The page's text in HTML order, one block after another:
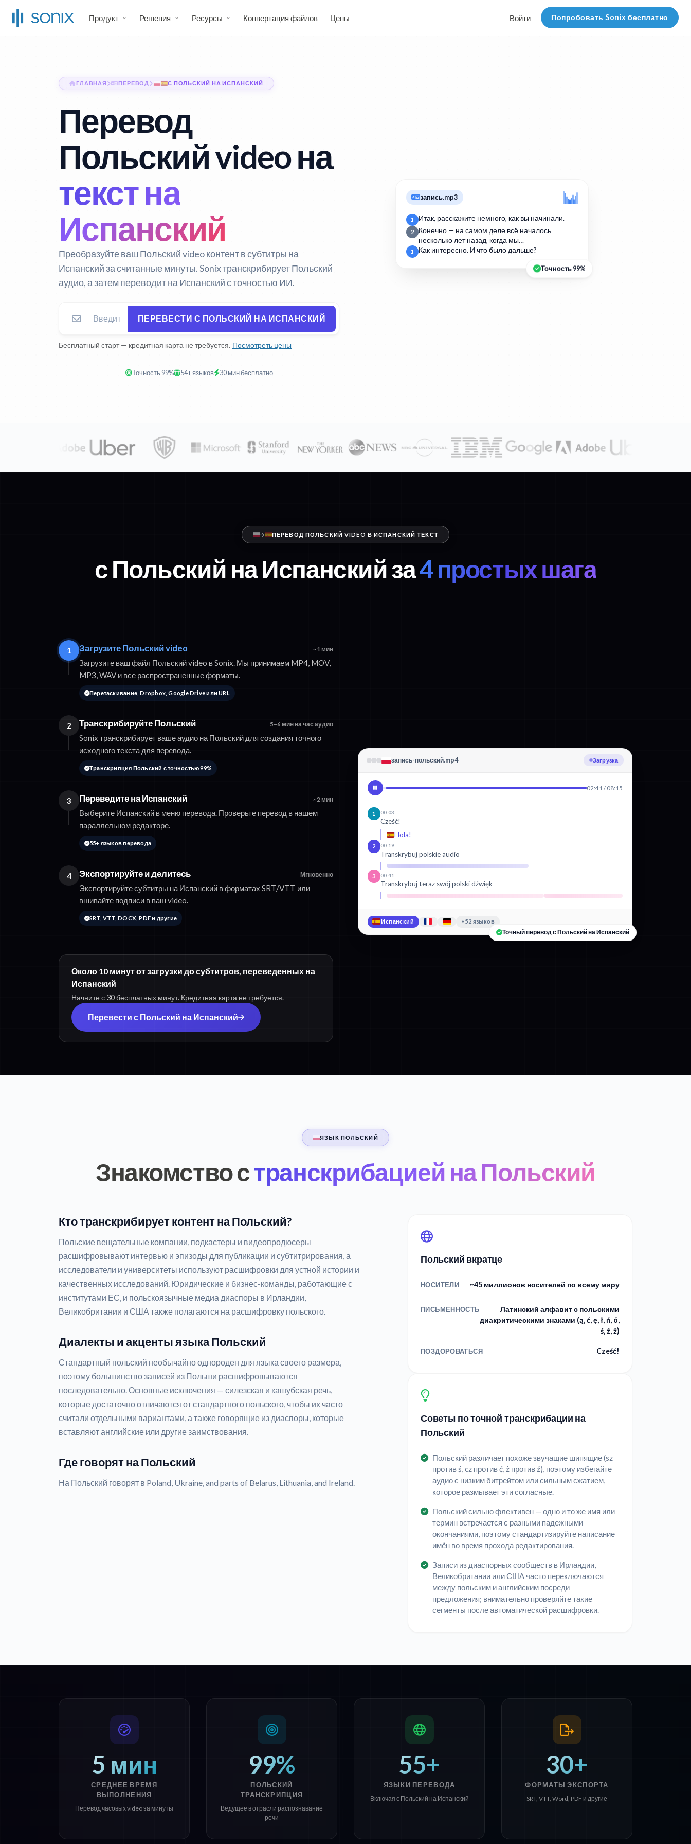
Продукт Решения Ресурсы Конвертация файлов Цены Войти Попробовать Sonix бесплатно
ГЛАВНАЯ ПЕРЕВОД С ПОЛЬСКИЙ НА ИСПАНСКИЙ
Перевод
Польский video на
текст на
Испанский
Преобразуйте ваш Польский video контент в субтитры на
Испанский за считанные минуты. Sonix транскрибирует Польский
аудио, а затем переводит на Испанский с точностью ИИ.
ПЕРЕВЕСТИ С ПОЛЬСКИЙ НА ИСПАНСКИЙ
Бесплатный старт — кредитная карта не требуется. Посмотреть цены
Точность 99% 54+ языков 30 мин бесплатно
запись.mp3
1 Итак, расскажите немного, как вы начинали.
2
Конечно — на самом деле всё началось
несколько лет назад, когда мы…
1 Как интересно. И что было дальше?
Точность 99%
ПЕРЕВОД ПОЛЬСКИЙ VIDEO В ИСПАНСКИЙ ТЕКСТ
с Польский на Испанский за4 простых шага
1 Загрузите Польский video ~1 мин
Загрузите ваш файл Польский video в Sonix. Мы принимаем MP4, MOV,
MP3, WAV и все распространенные форматы.
Перетаскивание, Dropbox, Google Drive или URL
2 Транскрибируйте Польский 5–6 мин на час аудио
Sonix транскрибирует ваше аудио на Польский для создания точного
исходного текста для перевода.
Транскрипция Польский с точностью 99%
3 Переведите на Испанский ~2 мин
Выберите Испанский в меню перевода. Проверьте перевод в нашем
параллельном редакторе.
55+ языков перевода
4 Экспортируйте и делитесь Мгновенно
Экспортируйте субтитры на Испанский в форматах SRT/VTT или
вшивайте подписи в ваш video.
SRT, VTT, DOCX, PDF и другие
Около 10 минут от загрузки до субтитров, переведенных на
Испанский
Начните с 30 бесплатных минут. Кредитная карта не требуется.
Перевести с Польский на Испанский
запись-польский.mp4 Транскрибация: Польский
02:41 / 08:15
1 00:03
Cześć!
Hola!
2 00:19
Transkrybuj polskie audio
3 00:41
Transkrybuj teraz swój polski dźwięk
Испанский +52 языков
Точный перевод с Польский на Испанский
ЯЗЫК ПОЛЬСКИЙ
Знакомство странскрибацией на Польский
Кто транскрибирует контент на Польский?
Польские вещательные компании, подкастеры и видеопродюсеры
расшифровывают интервью и эпизоды для публикации и субтитрирования, а
исследователи и университеты используют расшифровки для устной истории и
качественных исследований. Юридические и бизнес-команды, работающие с
институтами ЕС, и польскоязычные медиа диаспоры в Ирландии,
Великобритании и США также полагаются на расшифровку польского.
Диалекты и акценты языка Польский
Стандартный польский необычайно однороден для языка своего размера,
поэтому большинство записей из Польши расшифровываются
последовательно. Основные исключения — силезская и кашубская речь,
которые достаточно отличаются от стандартного польского, чтобы их часто
считали отдельными вариантами, а также говорящие из диаспоры, которые
вставляют английские или другие заимствования.
Где говорят на Польский
На Польский говорят в Poland, Ukraine, and parts of Belarus, Lithuania, and Ireland.
Польский вкратце
НОСИТЕЛИ ~45 миллионов носителей по всему миру
ПИСЬМЕННОСТЬ
Латинский алфавит с польскими
диакритическими знаками (ą, ć, ę, ł, ń, ó,
ś, ź, ż)
ПОЗДОРОВАТЬСЯ Cześć!
Советы по точной транскрибации на
Польский
Польский различает похоже звучащие шипящие (sz
против ś, cz против ć, ż против ź), поэтому избегайте
аудио с низким битрейтом или сильным сжатием,
которое размывает эти согласные.
Польский сильно флективен — одно и то же имя или
термин встречается с разными падежными
окончаниями, поэтому стандартизируйте написание
имён во время прохода редактирования.
Записи из диаспорных сообществ в Ирландии,
Великобритании или США часто переключаются
между польским и английским посреди
предложения; внимательно проверяйте такие
сегменты после автоматической расшифровки.
5 мин
СРЕДНЕЕ ВРЕМЯ
ВЫПОЛНЕНИЯ
Перевод часовых video за минуты
99%
ПОЛЬСКИЙ
ТРАНСКРИПЦИЯ
Ведущее в отрасли распознавание
речи
55+
ЯЗЫКИ ПЕРЕВОДА
Включая с Польский на Испанский
30+
ФОРМАТЫ ЭКСПОРТА
SRT, VTT, Word, PDF и другие